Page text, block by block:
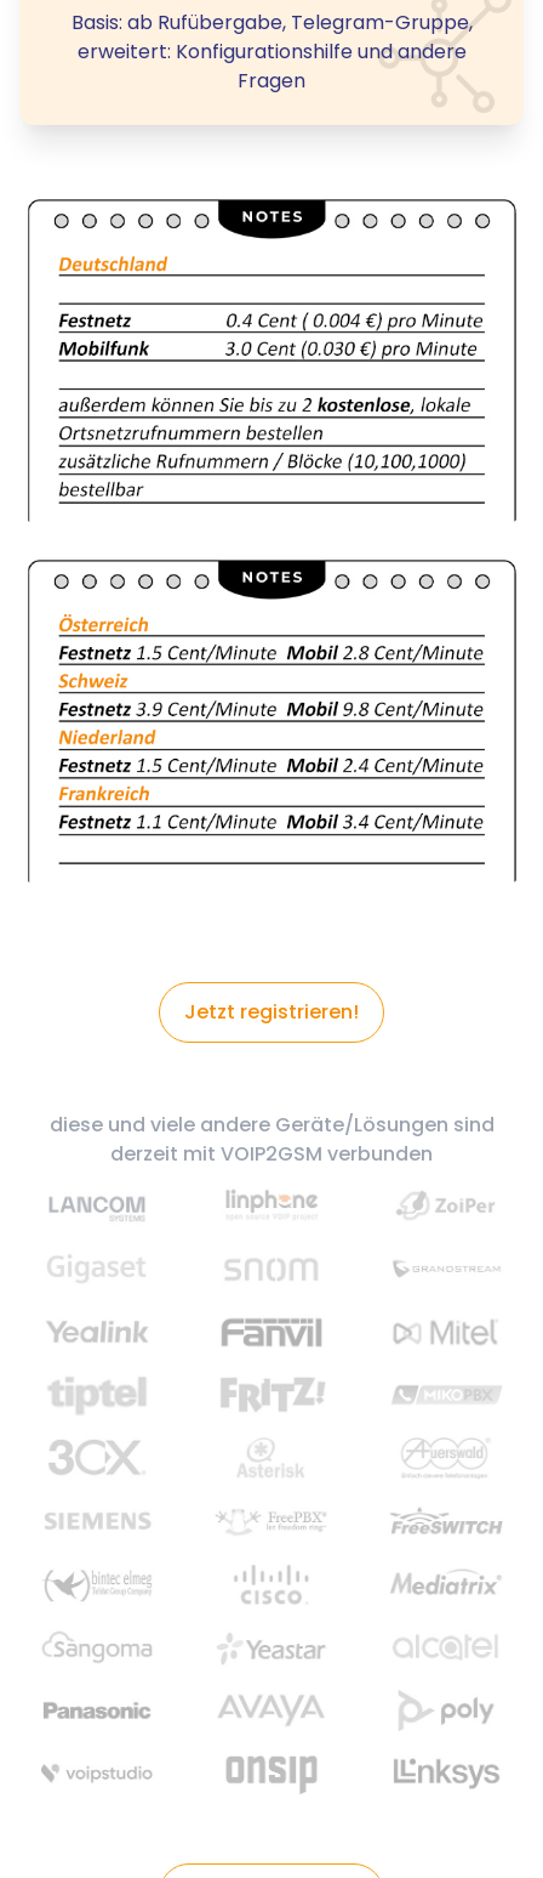
Basis: ab Rufübergabe, Telegram-Gruppe,
erweitert: Konfigurationshilfe und andere
Fragen
Jetzt registrieren!
diese und viele andere Geräte/Lösungen sind
derzeit mit VOIP2GSM verbunden